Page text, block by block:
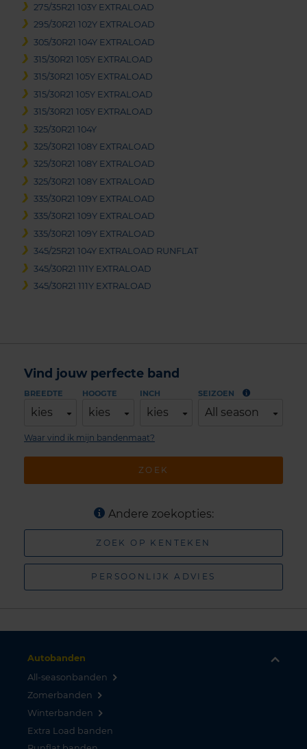
275/35R21 103Y EXTRALOAD
295/30R21 102Y EXTRALOAD
305/30R21 104Y EXTRALOAD
315/30R21 105Y EXTRALOAD
315/30R21 105Y EXTRALOAD
315/30R21 105Y EXTRALOAD
315/30R21 105Y EXTRALOAD
325/30R21 104Y
325/30R21 108Y EXTRALOAD
325/30R21 108Y EXTRALOAD
325/30R21 108Y EXTRALOAD
335/30R21 109Y EXTRALOAD
335/30R21 109Y EXTRALOAD
335/30R21 109Y EXTRALOAD
345/25R21 104Y EXTRALOAD RUNFLAT
345/30R21 111Y EXTRALOAD
345/30R21 111Y EXTRALOAD
Vind jouw perfecte band
BREEDTE
kies
HOOGTE
kies
INCH
kies
SEIZOEN
All season
ZOEK
Waar vind ik mijn bandenmaat?
Andere zoekopties:
ZOEK OP KENTEKEN
PERSOONLIJK ADVIES
Autobanden
All-seasonbanden
Zomerbanden
Winterbanden
Extra Load banden